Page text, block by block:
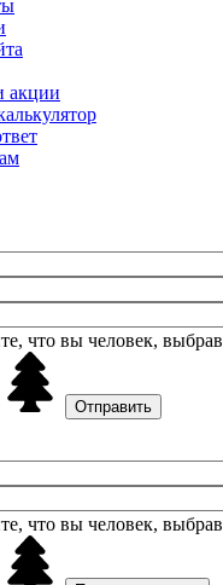
акции
что вы человек, выбрав
что вы человек, выбрав